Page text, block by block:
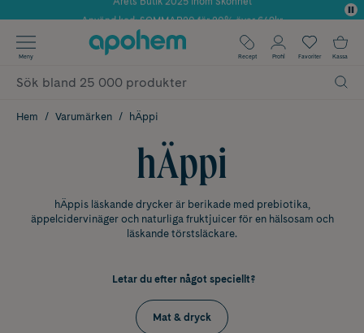
✓ Fri frakt
✓ Poäng på alla köp*
Meny Recept Profil Favoriter Kassa
Hem Varumärken hÄppi
hÄppi
hÄppis läskande drycker är berikade med prebiotika,
äppelcidervinäger och naturliga fruktjuicer för en hälsosam och
läskande törstsläckare.
Letar du efter något speciellt?
Mat & dryck